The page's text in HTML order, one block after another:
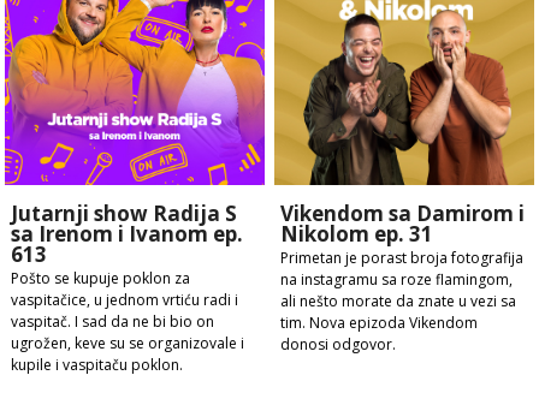
Jutarnji show Radija S
sa Irenom i Ivanom ep.
613
Pošto se kupuje poklon za
vaspitačice, u jednom vrtiću radi i
vaspitač. I sad da ne bi bio on
ugrožen, keve su se organizovale i
kupile i vaspitaču poklon.
Vikendom sa Damirom i
Nikolom ep. 31
Primetan je porast broja fotografija
na instagramu sa roze flamingom,
ali nešto morate da znate u vezi sa
tim. Nova epizoda Vikendom
donosi odgovor.